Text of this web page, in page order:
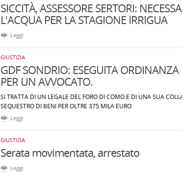
SICCITÀ, ASSESSORE SERTORI:
L'ACQUA PER LA STAGIONE IRRIGUA
Leggi
GIUSTIZIA
GDF SONDRIO: ESEGUITA
PER UN AVVOCATO.
SI TRATTA DI UN LEGALE DEL FORO DI COMO.E DI UNA SUA
SEQUESTRO DI BENI PER OLTRE 375 MILA EURO
Leggi
GIUSTIZIA
Serata movimentata, arrestato
Leggi